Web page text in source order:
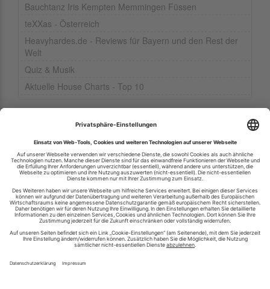
Bauchtanz Iris Kempten Memmingen Füssen
teXXas - Österreich
Heavyhardes.de - Reviews für Bayern und den Rest der
Welt
Quiz & Musik
Aktuelle House Charts - Top 10
Ihren RSS-Feed veröffentlichen
RSS-Verzeichnis.de © 2003-2026
Impressum
Kontakt
Datenschutzinformation
Cookie-Einstellungen